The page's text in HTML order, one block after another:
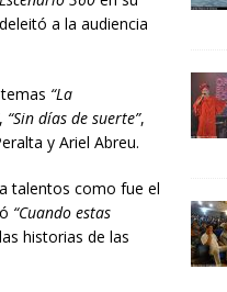
a la audiencia
“La
“Sin días de suerte”,
y Ariel Abreu.
talentos como fue el
“Cuando estas
historias de las